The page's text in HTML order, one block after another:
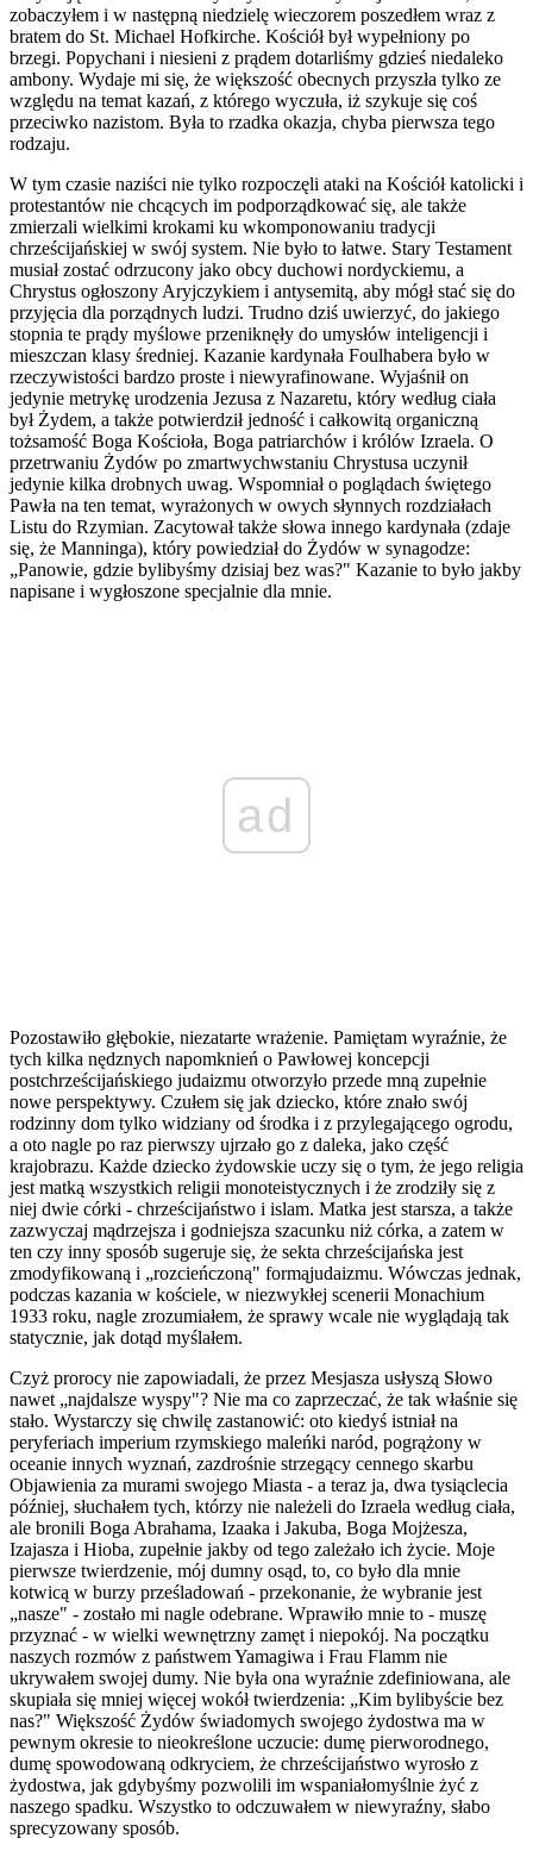
zobaczyłem i w następną niedzielę wieczorem poszedłem wraz z
bratem do St. Michael Hofkirche. Kościół był wypełniony po
brzegi. Popychani i niesieni z prądem dotarliśmy gdzieś niedaleko
ambony. Wydaje mi się, że większość obecnych przyszła tylko ze
względu na temat kazań, z którego wyczuła, iż szykuje się coś
przeciwko nazistom. Była to rzadka okazja, chyba pierwsza tego
rodzaju.
W tym czasie naziści nie tylko rozpoczęli ataki na Kościół katolicki i
protestantów nie chcących im podporządkować się, ale także
zmierzali wielkimi krokami ku wkomponowaniu tradycji
chrześcijańskiej w swój system. Nie było to łatwe. Stary Testament
musiał zostać odrzucony jako obcy duchowi nordyckiemu, a
Chrystus ogłoszony Aryjczykiem i antysemitą, aby mógł stać się do
przyjęcia dla porządnych ludzi. Trudno dziś uwierzyć, do jakiego
stopnia te prądy myślowe przeniknęły do umysłów inteligencji i
mieszczan klasy średniej. Kazanie kardynała Foulhabera było w
rzeczywistości bardzo proste i niewyrafinowane. Wyjaśnił on
jedynie metrykę urodzenia Jezusa z Nazaretu, który według ciała
był Żydem, a także potwierdził jedność i całkowitą organiczną
tożsamość Boga Kościoła, Boga patriarchów i królów Izraela. O
przetrwaniu Żydów po zmartwychwstaniu Chrystusa uczynił
jedynie kilka drobnych uwag. Wspomniał o poglądach świętego
Pawła na ten temat, wyrażonych w owych słynnych rozdziałach
Listu do Rzymian. Zacytował także słowa innego kardynała (zdaje
się, że Manninga), który powiedział do Żydów w synagodze:
„Panowie, gdzie bylibyśmy dzisiaj bez was?" Kazanie to było jakby
napisane i wygłoszone specjalnie dla mnie.
ad
Pozostawiło głębokie, niezatarte wrażenie. Pamiętam wyraźnie, że
tych kilka nędznych napomknień o Pawłowej koncepcji
postchrześcijańskiego judaizmu otworzyło przede mną zupełnie
nowe perspektywy. Czułem się jak dziecko, które znało swój
rodzinny dom tylko widziany od środka i z przylegającego ogrodu,
a oto nagle po raz pierwszy ujrzało go z daleka, jako część
krajobrazu. Każde dziecko żydowskie uczy się o tym, że jego religia
jest matką wszystkich religii monoteistycznych i że zrodziły się z
niej dwie córki - chrześcijaństwo i islam. Matka jest starsza, a także
zazwyczaj mądrzejsza i godniejsza szacunku niż córka, a zatem w
ten czy inny sposób sugeruje się, że sekta chrześcijańska jest
zmodyfikowaną i „rozcieńczoną" formąjudaizmu. Wówczas jednak,
podczas kazania w kościele, w niezwykłej scenerii Monachium
1933 roku, nagle zrozumiałem, że sprawy wcale nie wyglądają tak
statycznie, jak dotąd myślałem.
Czyż prorocy nie zapowiadali, że przez Mesjasza usłyszą Słowo
nawet „najdalsze wyspy"? Nie ma co zaprzeczać, że tak właśnie się
stało. Wystarczy się chwilę zastanowić: oto kiedyś istniał na
peryferiach imperium rzymskiego maleńki naród, pogrążony w
oceanie innych wyznań, zazdrośnie strzegący cennego skarbu
Objawienia za murami swojego Miasta - a teraz ja, dwa tysiąclecia
później, słuchałem tych, którzy nie należeli do Izraela według ciała,
ale bronili Boga Abrahama, Izaaka i Jakuba, Boga Mojżesza,
Izajasza i Hioba, zupełnie jakby od tego zależało ich życie. Moje
pierwsze twierdzenie, mój dumny osąd, to, co było dla mnie
kotwicą w burzy prześladowań - przekonanie, że wybranie jest
„nasze" - zostało mi nagle odebrane. Wprawiło mnie to - muszę
przyznać - w wielki wewnętrzny zamęt i niepokój. Na początku
naszych rozmów z państwem Yamagiwa i Frau Flamm nie
ukrywałem swojej dumy. Nie była ona wyraźnie zdefiniowana, ale
skupiała się mniej więcej wokół twierdzenia: „Kim bylibyście bez
nas?" Większość Żydów świadomych swojego żydostwa ma w
pewnym okresie to nieokreślone uczucie: dumę pierworodnego,
dumę spowodowaną odkryciem, że chrześcijaństwo wyrosło z
żydostwa, jak gdybyśmy pozwolili im wspaniałomyślnie żyć z
naszego spadku. Wszystko to odczuwałem w niewyraźny, słabo
sprecyzowany sposób.